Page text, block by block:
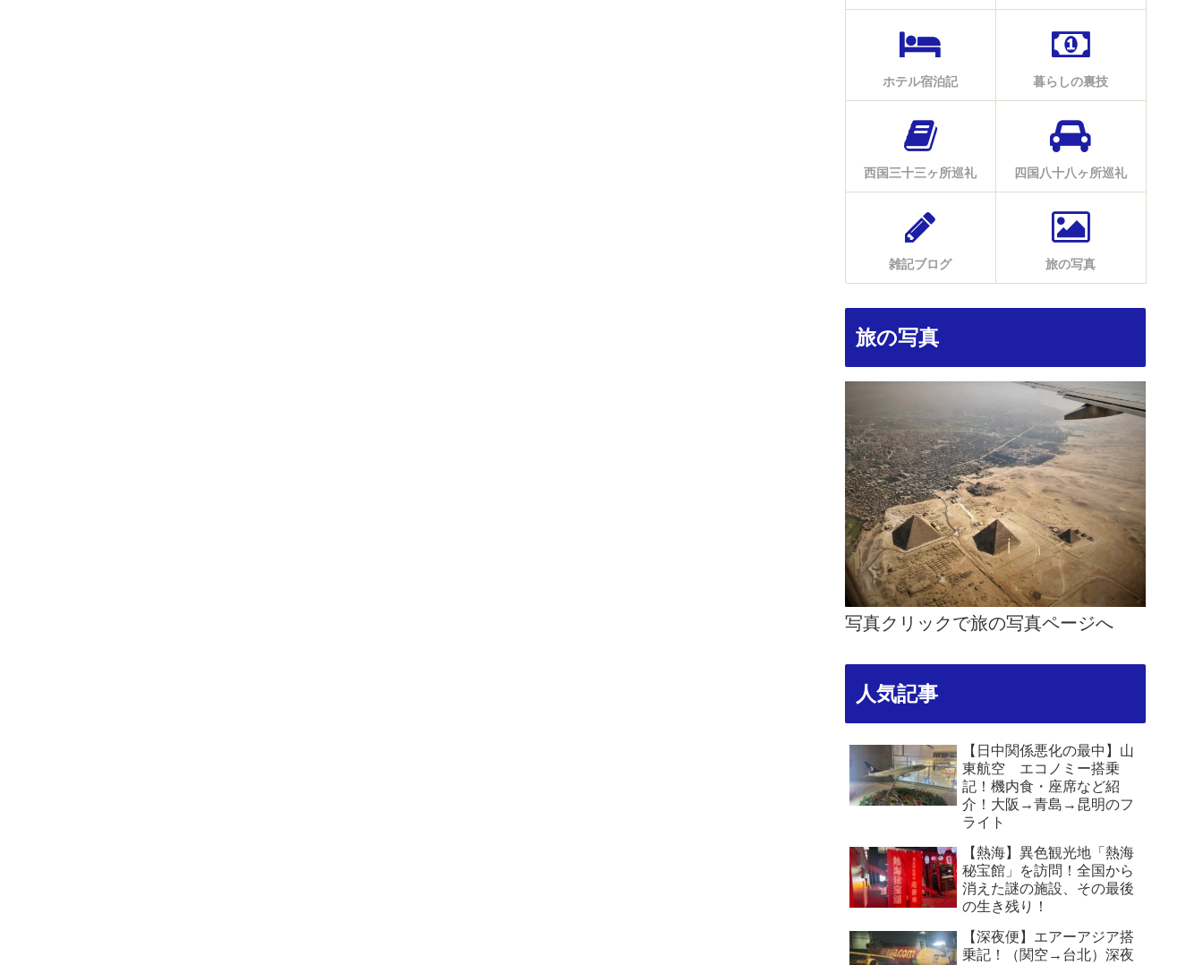
ホテル宿泊記 暮らしの裏技
西国三十三ヶ所巡礼 四国八十八ヶ所巡礼
雑記ブログ 旅の写真
旅の写真
写真クリックで旅の写真ページへ
人気記事
【日中関係悪化の最中】山
東航空 エコノミー搭乗
記！機内食・座席など紹
介！大阪→青島→昆明のフ
ライト
【熱海】異色観光地「熱海
秘宝館」を訪問！全国から
消えた謎の施設、その最後
の生き残り！
【深夜便】エアーアジア搭
乗記！（関空→台北）深夜